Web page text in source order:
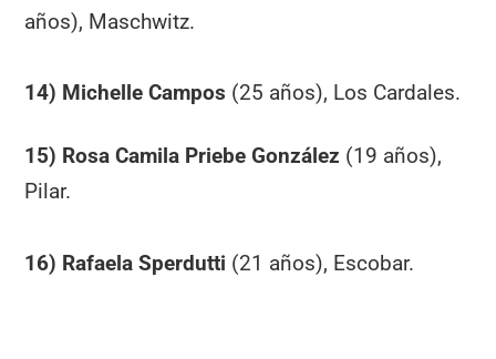
años), Maschwitz.
14) Michelle Campos (25 años), Los Cardales.
15) Rosa Camila Priebe González (19 años),
Pilar.
16) Rafaela Sperdutti (21 años), Escobar.